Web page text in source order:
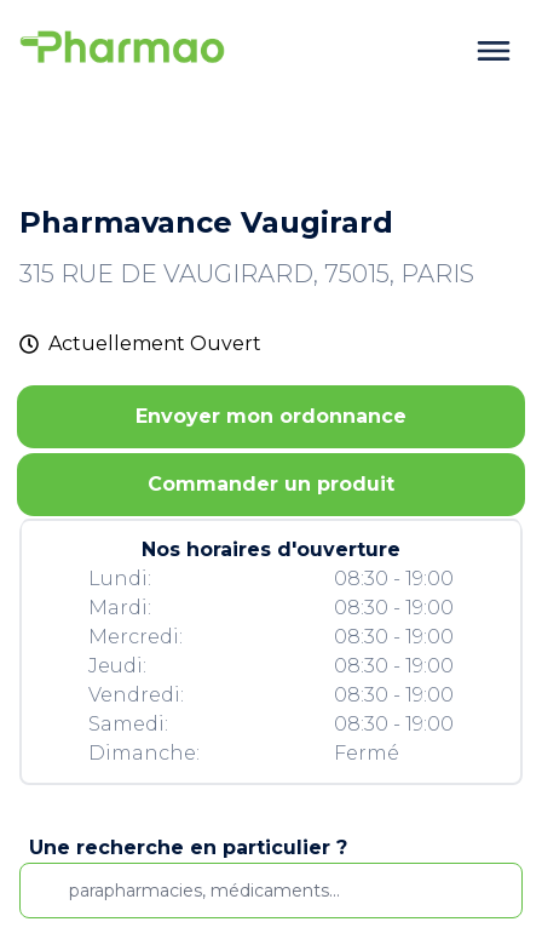
Pharmavance Vaugirard
315 RUE DE VAUGIRARD, 75015, PARIS
Actuellement Ouvert
Envoyer mon ordonnance
Commander un produit
Nos horaires d'ouverture
Lundi:
Mardi:
Mercredi:
Jeudi:
Vendredi:
Samedi:
Dimanche:
08:30 - 19:00
08:30 - 19:00
08:30 - 19:00
08:30 - 19:00
08:30 - 19:00
08:30 - 19:00
Fermé
Une recherche en particulier ?